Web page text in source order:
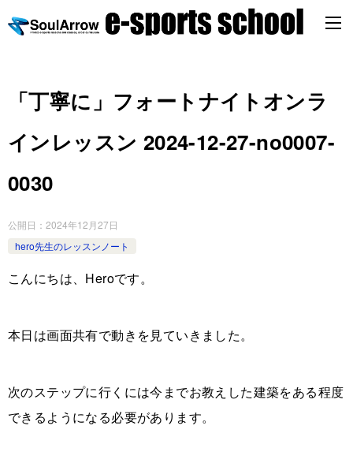
「丁寧に」フォートナイトオンラ
インレッスン 2024-12-27-no0007-
0030
公開日： 2024年12月27日
hero先生のレッスンノート
こんにちは、Heroです。
本日は画面共有で動きを見ていきました。
次のステップに行くには今までお教えした建築をある程度
できるようになる必要があります。